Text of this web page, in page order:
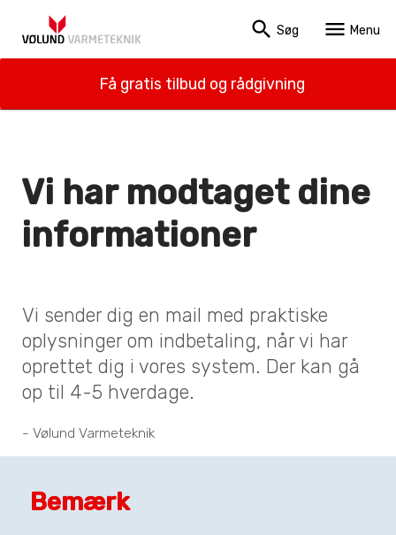
search Søg menu Menu
Få gratis tilbud og rådgivning
Vi har modtaget dine
informationer
Vi sender dig en mail med praktiske
oplysninger om indbetaling, når vi har
oprettet dig i vores system. Der kan gå
op til 4-5 hverdage.
- Vølund Varmeteknik
Bemærk